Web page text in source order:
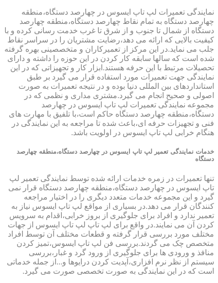
نمایندگی تعمیرات لپ تاپ ایسوس در چهارصد دستگاه،منطقه
چهارصد دستگاه به تمام نقاط چهارصد دستگاه،منطقه چهارصد
دستگاه از شمال تا جنوب و از شرق تا غرب خدمت رسانی کرده و با
کیفیت بالایی که ارائه می دهد،رضایت مشتریان را در سراسر نقاط
جلب می نماید.در این مرکز از تعمیرکاران و متخصصینی بهره گرفته
شده است که سالها سابقه کار کردن در این حوزه را داشته و دارای
تحصیلات مرتبط با این حرفه هستند.ابزار کار و تجهیزاتی که در این
نمایندگی جهت تعمیرات مورد استفاده قرار می گیرد بر طبق
استانداردهای بین المللی دنیا بوده و در نتیجه تعمیرات به صورت
اصولی و صحیح انجام می گیرد.مشتری مداری و نظمی که در
مجموعه نمایندگی تعمیرات لپ تاپ ایسوس در چهارصد
دستگاه،منطقه چهارصد دستگاه حاکم است،با تلفیق با مهارت های
فنی و تجهیزات حرفه ای،باعث شده تا مراجعه به این نمایندگی در
هنگام خرابی لپ تاپ ایسوس در اولویت باشد.
خدمات نمایندگی تعمیر لپ تاپ ایسوس در چهارصد دستگاه،منطقه چهارصد
دستگاه
تنها تعمیرات در زمره خدمات ارائه شده توسط نمایندگی تعمیر لپ
تاپ ایسوس در چهارصد دستگاه،منطقه چهارصد دستگاه قرار نمی
گیرد و این مجموعه خدمات متعدد دیگری را در اختیار مراجعه
کنندگان قرار می دهد.در بسیاری از مواقع لپ تاپ ایسوس نیاز به
تعمیر ندارد و افراد برای جلوگیری از بروز خرابی،اقدام به سرویس
کردن آن می نمایند.در واقع برای لپ تاپ لپ تاپ ایسوس از جهات
مختلف مورد بررسی قرار گرفته و قطعات مختلف آن توسط افراد
متخصص چک می گردند.بررسی فن لپ تاپ ایسوس،تمیز کردن
منافذ و ورودی ها برای جلوگیری از ورود گرد و غبار،بررسی
سیستم از نظر نرم افزاری،آپدیت کردن درایوها و...از جمله خدماتی
است که در این نمایندگی به صورت تخصصی صورت می گیرد.